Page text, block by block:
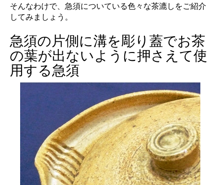
そんなわけで、急須についている色々な茶漉しをご紹介
してみましょう。
急須の片側に溝を彫り蓋でお茶
の葉が出ないように押さえて使
用する急須